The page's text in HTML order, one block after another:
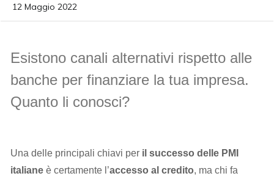
12 Maggio 2022
Esistono canali alternativi rispetto alle
banche per finanziare la tua impresa.
Quanto li conosci?
Una delle principali chiavi per il successo delle PMI
italiane è certamente l’accesso al credito, ma chi fa